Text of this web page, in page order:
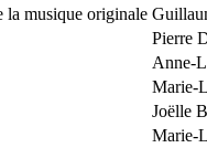
la musique originale
Pierre
Anne-
Marie-
Joëlle
Marie-